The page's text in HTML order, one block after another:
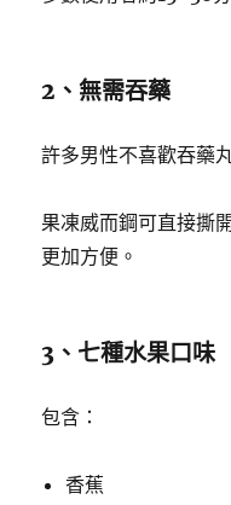
2、無需吞藥
許多男性不喜歡吞藥
果凍威而鋼可直接撕
更加方便。
3、七種水果口味
包含：
香蕉